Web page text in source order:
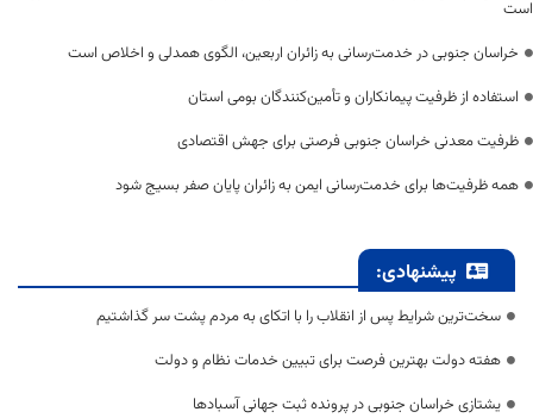
است
خراسان جنوبی در خدمت‌رسانی به زائران اربعین، الگوی همدلی و اخلاص است
استفاده از ظرفیت پیمانکاران و تأمین‌کنندگان بومی استان
ظرفیت معدنی خراسان جنوبی فرصتی برای جهش اقتصادی
همه ظرفیت‌ها برای خدمت‌رسانی ایمن به زائران پایان صفر بسیج شود
پیشنهادی:
سخت‌ترین شرایط پس از انقلاب را با اتکای به مردم پشت سر گذاشتیم
هفته دولت بهترین فرصت برای تبیین خدمات نظام و دولت
یشتازی خراسان جنوبی در پرونده ثبت جهانی آسبادها